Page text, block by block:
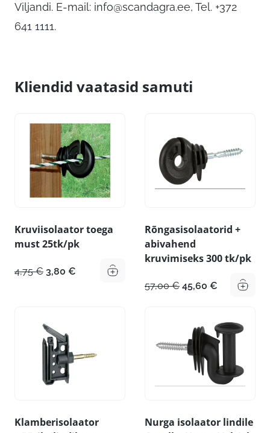
Viljandi. E-mail: info@scandagra.ee, Tel. +372
641 1111.
Kliendid vaatasid samuti
Kruviisolaator toega
must 25tk/pk
4,75€ Algne
3,80 € Praegune
Rõngasisolaatorid +
abivahend
kruvimiseks 300 tk/pk
57,00€ Algne
45,60 € Praegune
45,60 €.
Klamberisolaator
Nurga isolaator lindile